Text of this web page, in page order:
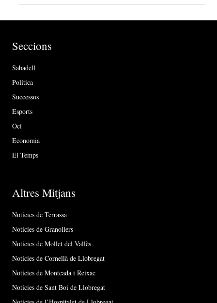
Seccions
Sabadell
Política
Successos
Esports
Oci
Economia
El Temps
Altres Mitjans
Notícies de Terrassa
Notícies de Granollers
Notícies de Mollet del Vallès
Notícies de Cornellà de Llobregat
Notícies de Montcada i Reixac
Notícies de Sant Boi de Llobregat